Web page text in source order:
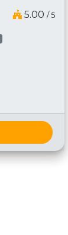
5.00 / 5